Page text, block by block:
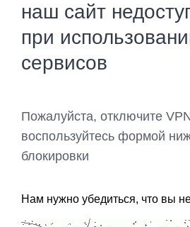
наш сайт
при
сервисов
Пожалуйста, отключите
воспользуйтесь формой
блокировки
Нам нужно убедиться, что вы